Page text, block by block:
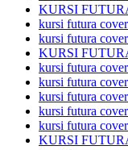
KURSI
kursi futura
kursi futura
KURSI
kursi futura
kursi futura
kursi futura
kursi futura
kursi futura
KURSI